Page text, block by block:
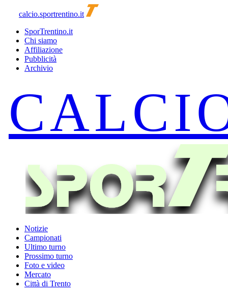
calcio.sportrentino.it
SporTrentino.it
Chi siamo
Affiliazione
Pubblicità
Archivio
Notizie
Campionati
Ultimo turno
Prossimo turno
Foto e video
Mercato
Città di Trento